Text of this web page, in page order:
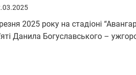
2025 року на стадіоні
Данила Богуславського –